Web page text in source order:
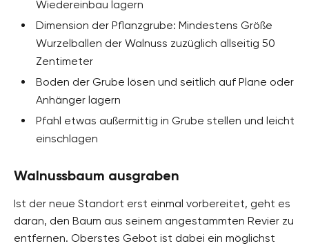
Wiedereinbau lagern
Dimension der Pflanzgrube: Mindestens Größe
Wurzelballen der Walnuss zuzüglich allseitig 50
Zentimeter
Boden der Grube lösen und seitlich auf Plane oder
Anhänger lagern
Pfahl etwas außermittig in Grube stellen und leicht
einschlagen
Walnussbaum ausgraben
Ist der neue Standort erst einmal vorbereitet, geht es
daran, den Baum aus seinem angestammten Revier zu
entfernen. Oberstes Gebot ist dabei ein möglichst